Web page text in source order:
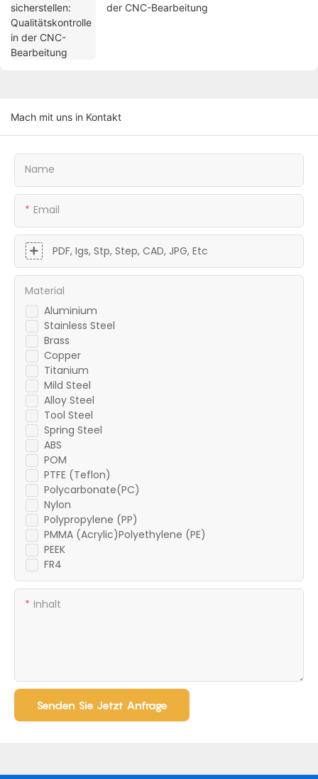
der CNC-Bearbeitung
Mach mit uns in Kontakt
Name
Email
PDF, Igs, Stp, Step, CAD, JPG, Etc
Aluminium
Stainless Steel
Brass
Copper
Titanium
Mild Steel
Alloy Steel
Tool Steel
Spring Steel
ABS
POM
PTFE (Teflon)
Polycarbonate(PC)
Nylon
Polypropylene (PP)
PMMA (Acrylic)Polyethylene (PE)
PEEK
FR4
Material
Inhalt
Senden Sie Jetzt Anfrage